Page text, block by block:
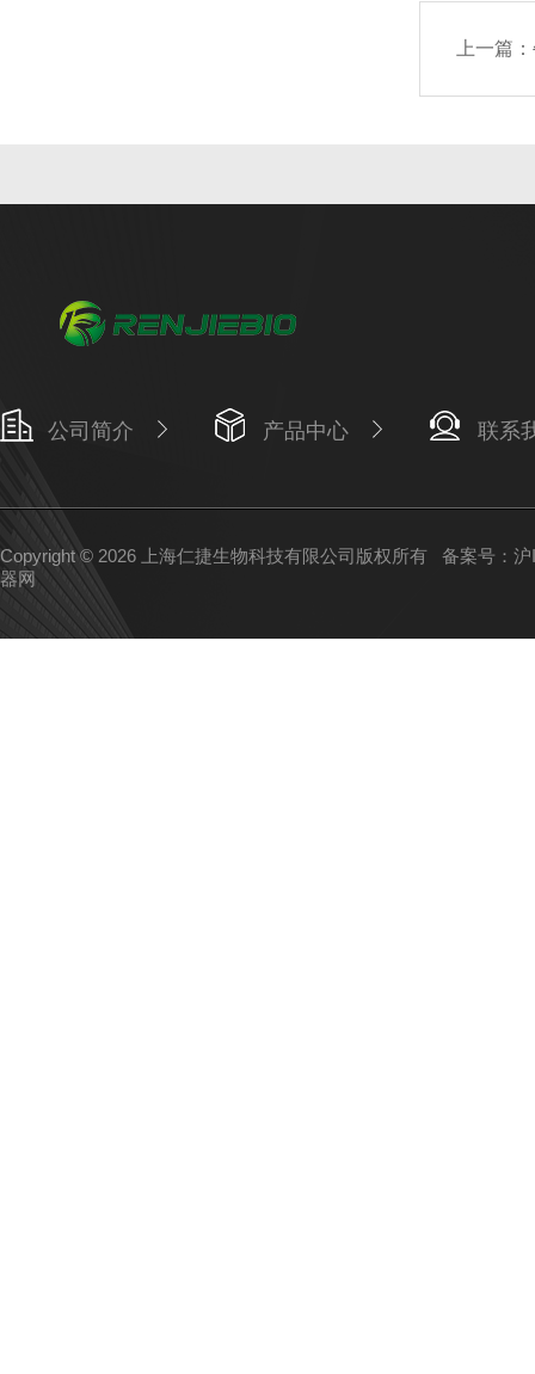
上一篇：
公司简介 产品中心 联系
Copyright © 2026 上海仁捷生物科技有限公司版权所有 备案号：
器网